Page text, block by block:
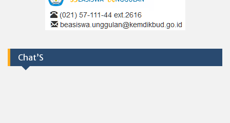
Chat’S